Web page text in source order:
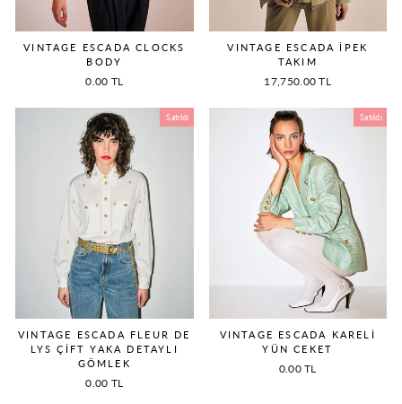
VINTAGE ESCADA CLOCKS
BODY
0.00 TL
VINTAGE ESCADA İPEK
TAKIM
17,750.00 TL
Satıldı
VINTAGE ESCADA FLEUR DE
LYS ÇİFT YAKA DETAYLI
GÖMLEK
0.00 TL
Satıldı
VINTAGE ESCADA KARELİ
YÜN CEKET
0.00 TL